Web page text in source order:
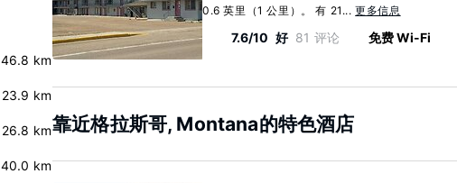
46.8 km
23.9 km
26.8 km
40.0 km
0.6 英里（1 公里）。 有 21...更多信息
7.6/10 好 81 评论 免费 Wi-Fi
靠近格拉斯哥, Montana的特色酒店